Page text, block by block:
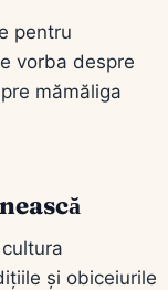
pentru
vorba despre
mămăliga
și obiceiurile